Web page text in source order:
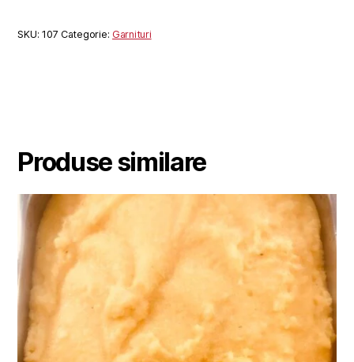
SKU:107 Categorie: Garnituri
Produse similare